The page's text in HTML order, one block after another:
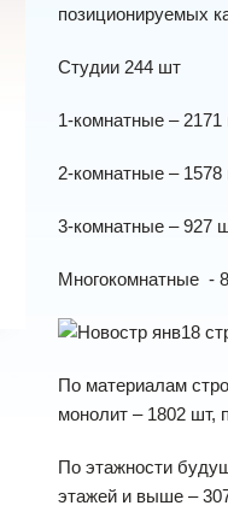
позиционируемых
Студии 244 шт
1-комнатные –
2-комнатные –
3-комнатные – 927
Многокомнатные -
По материалам
монолит – 1802 шт,
По этажности
этажей и выше –